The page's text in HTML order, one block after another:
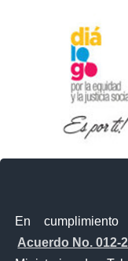
En
Acuerdo No. 012-